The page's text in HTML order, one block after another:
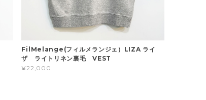
FilMelange(フィルメランジェ）LIZA ライ
ザ ライトリネン裏毛 VEST
¥22,000